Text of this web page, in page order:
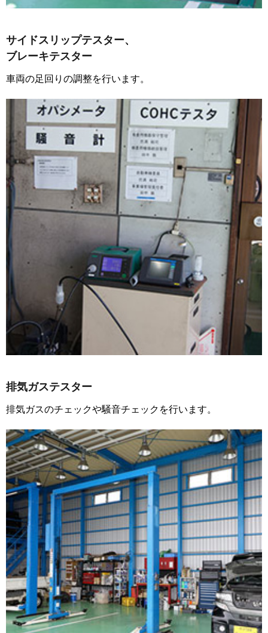
サイドスリップテスター、
ブレーキテスター
車両の足回りの調整を行います。
排気ガステスター
排気ガスのチェックや騒音チェックを行います。